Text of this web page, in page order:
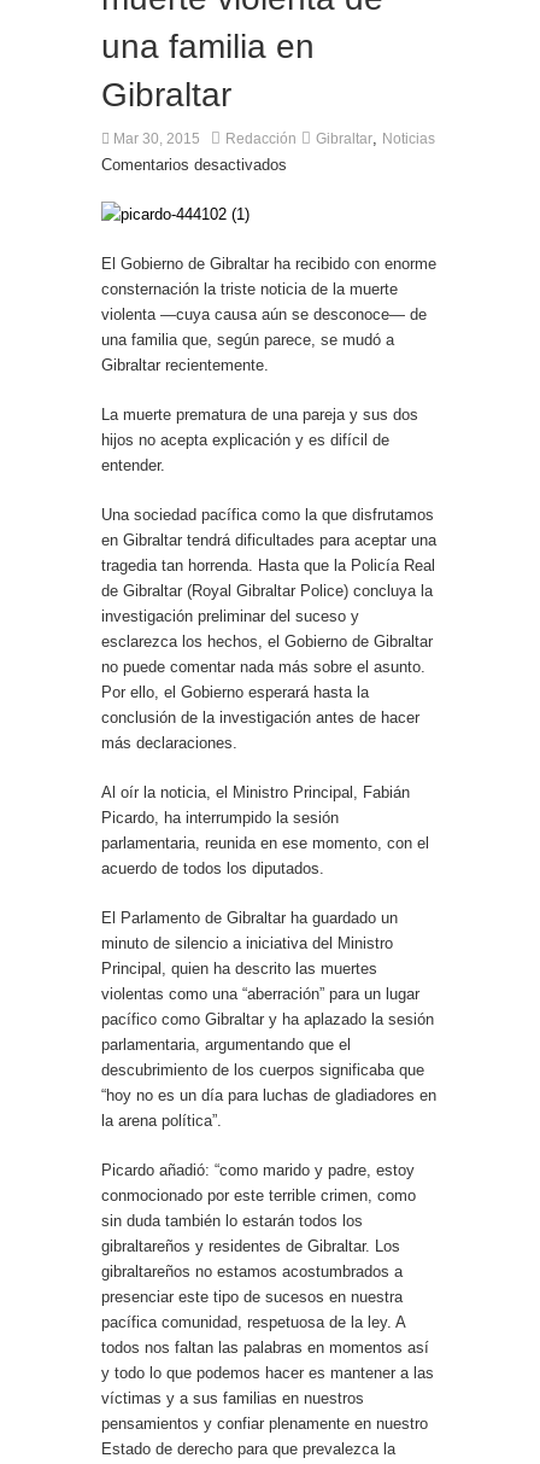
Ministra británica para los Territorios de Ultramar
una familia en
Gibraltar
Mar 30, 2015 Redacción Gibraltar, Noticias
Comentarios desactivados
El Gobierno de Gibraltar ha recibido con enorme
consternación la triste noticia de la muerte
violenta —cuya causa aún se desconoce— de
una familia que, según parece, se mudó a
Gibraltar recientemente.
La muerte prematura de una pareja y sus dos
hijos no acepta explicación y es difícil de
entender.
Una sociedad pacífica como la que disfrutamos
en Gibraltar tendrá dificultades para aceptar una
tragedia tan horrenda. Hasta que la Policía Real
de Gibraltar (Royal Gibraltar Police) concluya la
investigación preliminar del suceso y
esclarezca los hechos, el Gobierno de Gibraltar
no puede comentar nada más sobre el asunto.
Por ello, el Gobierno esperará hasta la
conclusión de la investigación antes de hacer
más declaraciones.
Al oír la noticia, el Ministro Principal, Fabián
Picardo, ha interrumpido la sesión
parlamentaria, reunida en ese momento, con el
acuerdo de todos los diputados.
El Parlamento de Gibraltar ha guardado un
minuto de silencio a iniciativa del Ministro
Principal, quien ha descrito las muertes
violentas como una “aberración” para un lugar
pacífico como Gibraltar y ha aplazado la sesión
parlamentaria, argumentando que el
descubrimiento de los cuerpos significaba que
“hoy no es un día para luchas de gladiadores en
la arena política”.
Picardo añadió: “como marido y padre, estoy
conmocionado por este terrible crimen, como
sin duda también lo estarán todos los
gibraltareños y residentes de Gibraltar. Los
gibraltareños no estamos acostumbrados a
presenciar este tipo de sucesos en nuestra
pacífica comunidad, respetuosa de la ley. A
todos nos faltan las palabras en momentos así
y todo lo que podemos hacer es mantener a las
víctimas y a sus familias en nuestros
pensamientos y confiar plenamente en nuestro
Estado de derecho para que prevalezca la